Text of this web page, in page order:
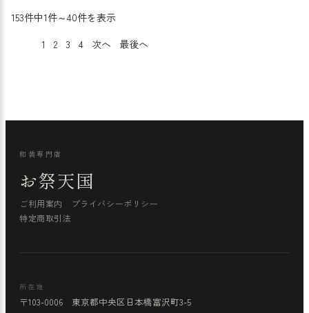
153件中1件～40件を表示
1
2 3 4 次へ 最後へ
和装専門店
お祭天国
ご利用案内
特定商取引法
プライバシーポリシー
所在地
〒103-0006 東京都中央区日本橋富沢町3-5